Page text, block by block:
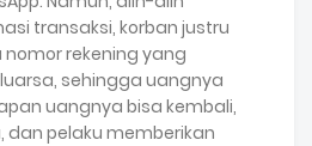
transaksi, korban justru
rekening yang
sehingga uangnya
uangnya bisa kembali,
dan pelaku memberikan